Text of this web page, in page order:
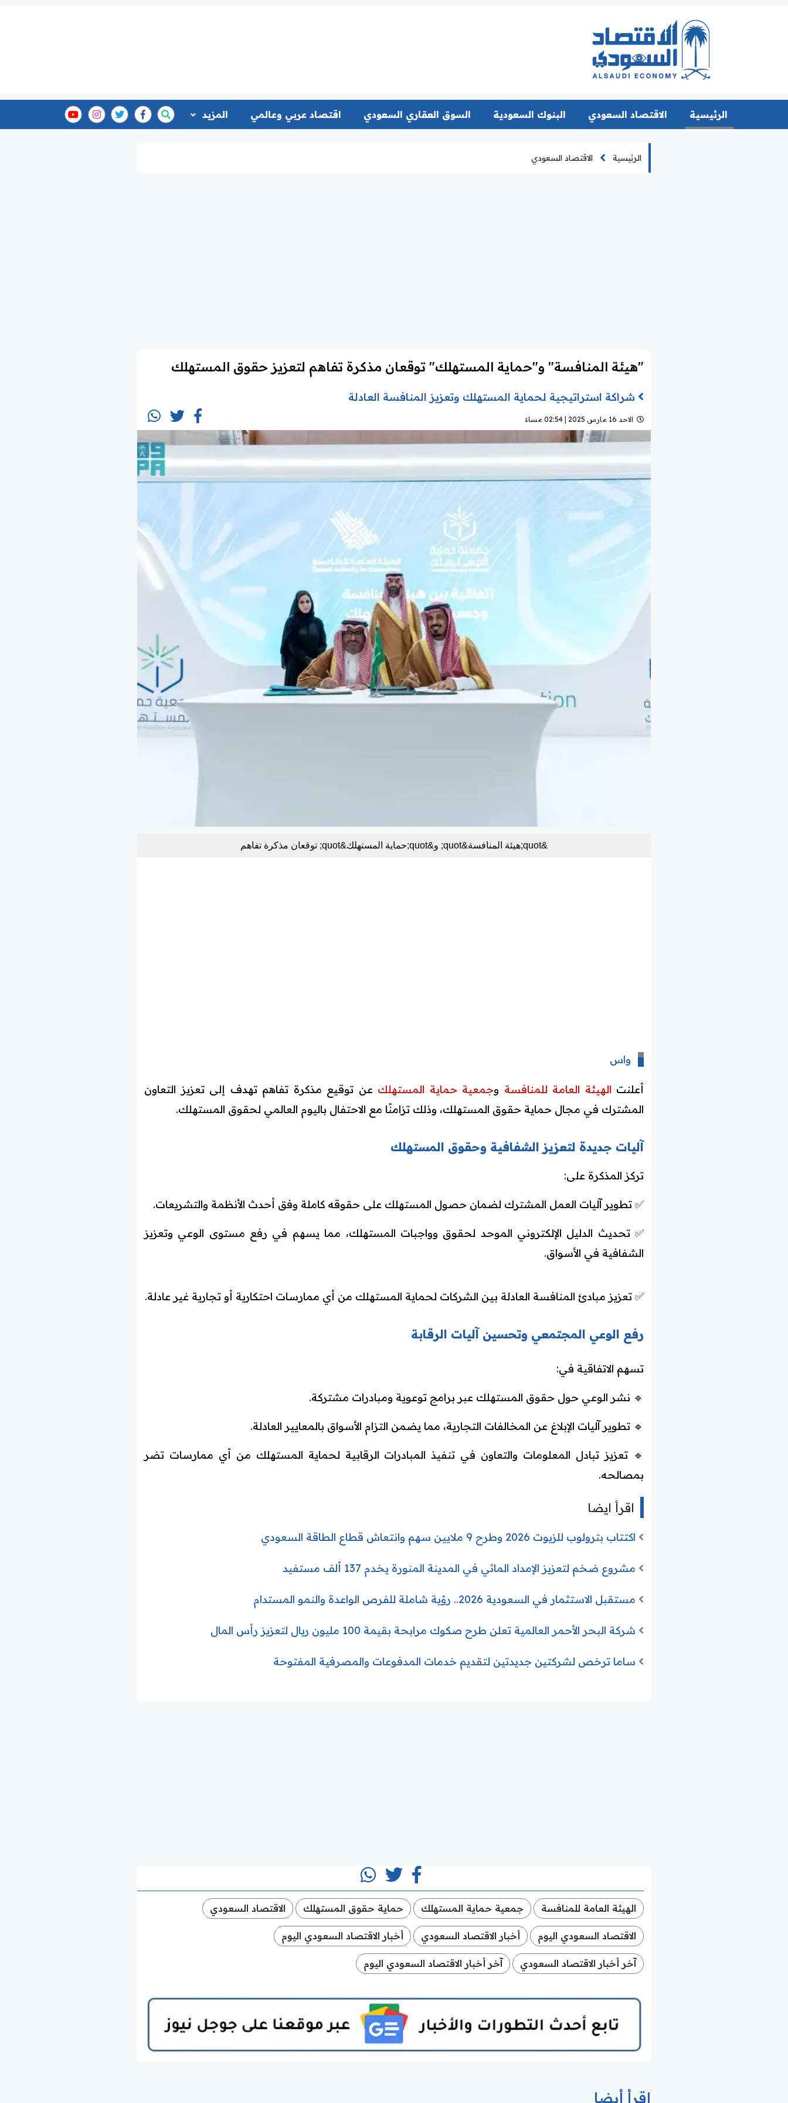
الرئيسية الاقتصاد السعودي البنوك السعودية السوق العقاري السعودي اقتصاد عربي وعالمي المزيد
الرئيسية الاقتصاد السعودي
"هيئة المنافسة" و"حماية المستهلك" توقعان مذكرة تفاهم لتعزيز حقوق المستهلك
شراكة استراتيجية لحماية المستهلك وتعزيز المنافسة العادلة
الاحد 16 مارس 2025 | 02:54 مساءً
&quot;هيئة المنافسة&quot; و&quot;حماية المستهلك&quot; توقعان مذكرة تفاهم
واس
أعلنت الهيئة العامة للمنافسة وجمعية حماية المستهلك عن توقيع مذكرة تفاهم تهدف إلى تعزيز التعاون
المشترك في مجال حماية حقوق المستهلك، وذلك تزامنًا مع الاحتفال باليوم العالمي لحقوق المستهلك.
آليات جديدة لتعزيز الشفافية وحقوق المستهلك
تركز المذكرة على:
✅ تطوير آليات العمل المشترك لضمان حصول المستهلك على حقوقه كاملة وفق أحدث الأنظمة والتشريعات.
✅ تحديث الدليل الإلكتروني الموحد لحقوق وواجبات المستهلك، مما يسهم في رفع مستوى الوعي وتعزيز
الشفافية في الأسواق.
✅ تعزيز مبادئ المنافسة العادلة بين الشركات لحماية المستهلك من أي ممارسات احتكارية أو تجارية غير عادلة.
رفع الوعي المجتمعي وتحسين آليات الرقابة
تسهم الاتفاقية في:
🔹 نشر الوعي حول حقوق المستهلك عبر برامج توعوية ومبادرات مشتركة.
🔹 تطوير آليات الإبلاغ عن المخالفات التجارية، مما يضمن التزام الأسواق بالمعايير العادلة.
🔹 تعزيز تبادل المعلومات والتعاون في تنفيذ المبادرات الرقابية لحماية المستهلك من أي ممارسات تضر
بمصالحه.
اقرأ ايضا
اكتتاب بترولوب للزيوت 2026 وطرح 9 ملايين سهم وانتعاش قطاع الطاقة السعودي
مشروع ضخم لتعزيز الإمداد المائي في المدينة المنورة يخدم 137 ألف مستفيد
مستقبل الاستثمار في السعودية 2026.. رؤية شاملة للفرص الواعدة والنمو المستدام
شركة البحر الأحمر العالمية تعلن طرح صكوك مرابحة بقيمة 100 مليون ريال لتعزيز رأس المال
ساما ترخص لشركتين جديدتين لتقديم خدمات المدفوعات والمصرفية المفتوحة
الهيئة العامة للمنافسة جمعية حماية المستهلك حماية حقوق المستهلك الاقتصاد السعودي
الاقتصاد السعودي اليوم أخبار الاقتصاد السعودي أخبار الاقتصاد السعودي اليوم
آخر أخبار الاقتصاد السعودي آخر أخبار الاقتصاد السعودي اليوم
اقرأ أيضا